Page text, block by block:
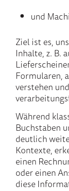
und
Ziel ist es,
Inhalte, z. B.
Formularen,
verstehen
Während
Buchstaben
deutlich
Kontexte,
einen
oder einen
diese